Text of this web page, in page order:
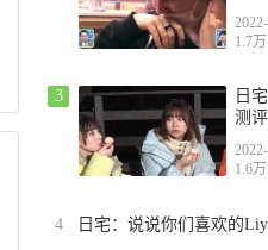
而
1.7
3
日
测
1.6
4 日宅：说说你们喜欢的